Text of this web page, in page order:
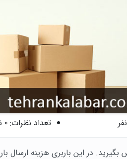
تعداد نظرات: 0 نظر
بگیرید. در این باربری هزینه ارسال بار